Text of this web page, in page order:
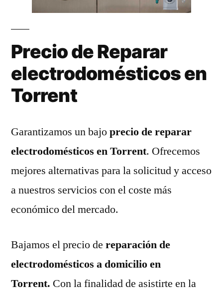
Precio de Reparar
electrodomésticos en
Torrent
Garantizamos un bajoprecio de reparar
electrodomésticos en Torrent. Ofrecemos
mejores alternativas para la solicitud y acceso
a nuestros servicios con el coste más
económico del mercado.
Bajamos el precio de reparación de
electrodomésticos a domicilio en
Torrent. Con la finalidad de asistirte en la